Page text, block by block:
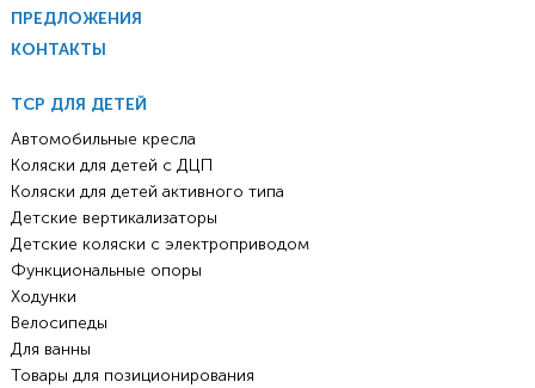
ПРЕДЛОЖЕНИЯ
КОНТАКТЫ
ТСР ДЛЯ ДЕТЕЙ
Автомобильные кресла
Коляски для детей с ДЦП
Коляски для детей активного типа
Детские вертикализаторы
Детские коляски с электроприводом
Функциональные опоры
Ходунки
Велосипеды
Для ванны
Товары для позиционирования